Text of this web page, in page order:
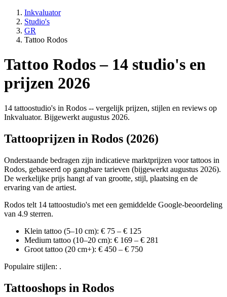
Inkvaluator
Studio's
GR
Tattoo Rodos
Tattoo Rodos – 14 studio's en
prijzen 2026
14 tattoostudio's in Rodos -- vergelijk prijzen, stijlen en reviews op
Inkvaluator. Bijgewerkt augustus 2026.
Tattooprijzen in Rodos (2026)
Onderstaande bedragen zijn indicatieve marktprijzen voor tattoos in
Rodos, gebaseerd op gangbare tarieven (bijgewerkt augustus 2026).
De werkelijke prijs hangt af van grootte, stijl, plaatsing en de
ervaring van de artiest.
Rodos telt 14 tattoostudio's met een gemiddelde Google-beoordeling
van 4.9 sterren.
Klein tattoo (5–10 cm): € 75 – € 125
Medium tattoo (10–20 cm): € 169 – € 281
Groot tattoo (20 cm+): € 450 – € 750
Populaire stijlen: .
Tattooshops in Rodos